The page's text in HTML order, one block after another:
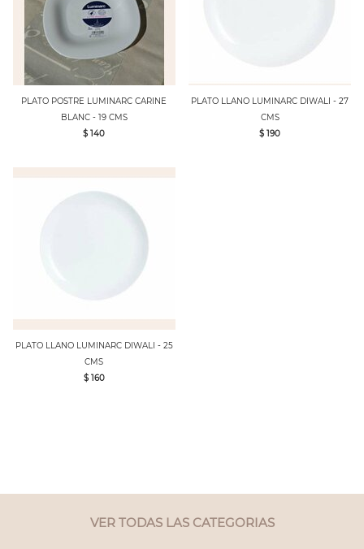
PLATO POSTRE LUMINARC CARINE
BLANC - 19 CMS
$ 140
PLATO LLANO LUMINARC DIWALI - 27
CMS
$ 190
PLATO LLANO LUMINARC DIWALI - 25
CMS
$ 160
VER TODAS LAS CATEGORIAS